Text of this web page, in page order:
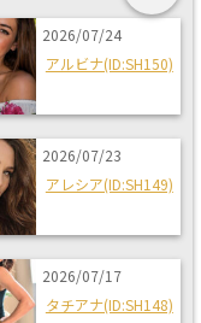
2026/07/24
アルビナ(ID:SH150)
2026/07/23
アレシア(ID:SH149)
2026/07/17
タチアナ(ID:SH148)